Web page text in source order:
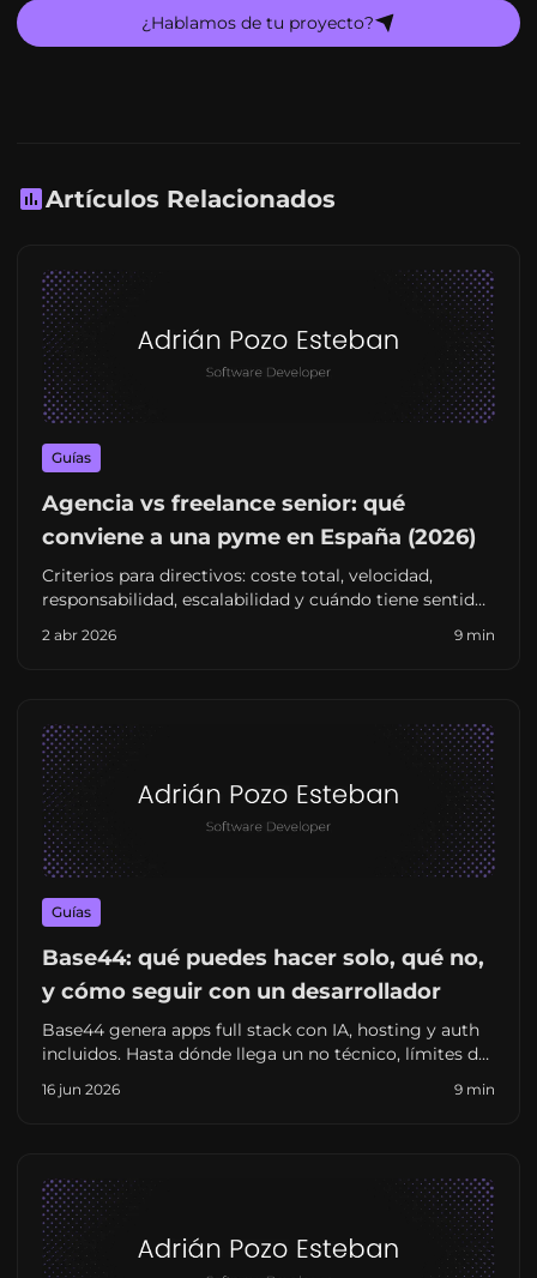
¿Hablamos de tu proyecto?
Artículos Relacionados
Guías
Agencia vs freelance senior: qué
conviene a una pyme en España (2026)
Criterios para directivos: coste total, velocidad,
responsabilidad, escalabilidad y cuándo tiene sentido
tradicional.
2 abr 2026 9 min
Guías
Base44: qué puedes hacer solo, qué no,
y cómo seguir con un desarrollador
Base44 genera apps full stack con IA, hosting y auth
incluidos. Hasta dónde llega un no técnico, límites de
España.
16 jun 2026 9 min